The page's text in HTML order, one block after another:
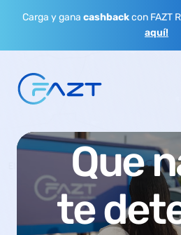
Carga y gana cashbackcon FAZT
aquí!
Que
te